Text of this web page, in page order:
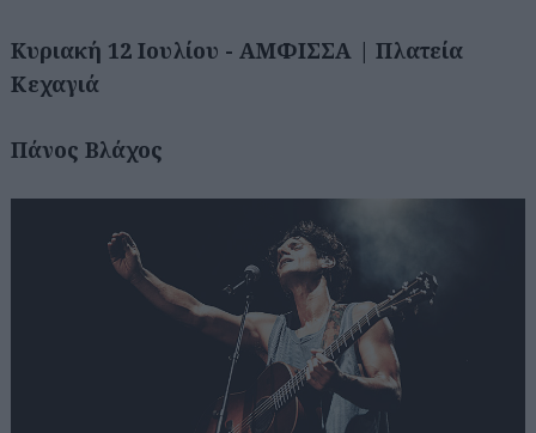
Κυριακή 12 Ιουλίου - ΑΜΦΙΣΣΑ | Πλατεία
Κεχαγιά
Πάνος Βλάχος